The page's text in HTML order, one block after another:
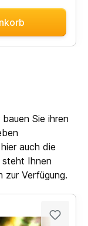
Sie ihren
auch die
steht Ihnen
zur Verfügung.